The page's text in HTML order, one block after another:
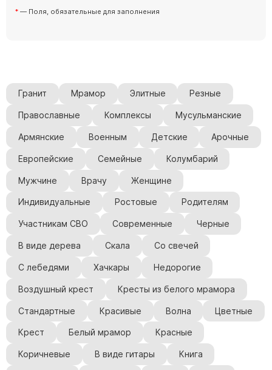
— Поля, обязательные для заполнения
Гранит Мрамор Элитные Резные
Православные Комплексы Мусульманские
Армянские Военным Детские Арочные
Европейские Семейные Колумбарий
Мужчине Врачу Женщине
Индивидуальные Ростовые Родителям
Участникам СВО Современные Черные
В виде дерева Скала Со свечей
С лебедями Хачкары Недорогие
Воздушный крест Кресты из белого мрамора
Стандартные Красивые Волна Цветные
Крест Белый мрамор Красные
Коричневые В виде гитары Книга